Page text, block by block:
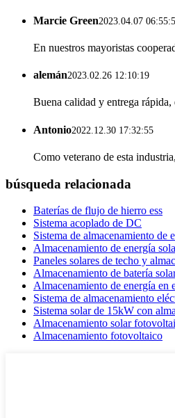
Marcie Green2023.04.07
En nuestros mayoristas
alemán2023.02.26 12:10:19
Buena calidad y entrega
Antonio2022.12.30 17:32:55
Como veterano de esta
búsqueda relacionada
Baterías de flujo de hierro ess
Sistema acoplado de DC
Sistema de almacenamiento de
Almacenamiento de energía
Paneles solares de techo y
Almacenamiento de batería
Almacenamiento de energía en
Sistema de almacenamiento
Sistema solar de 15kW con
Almacenamiento solar
Almacenamiento fotovoltaico